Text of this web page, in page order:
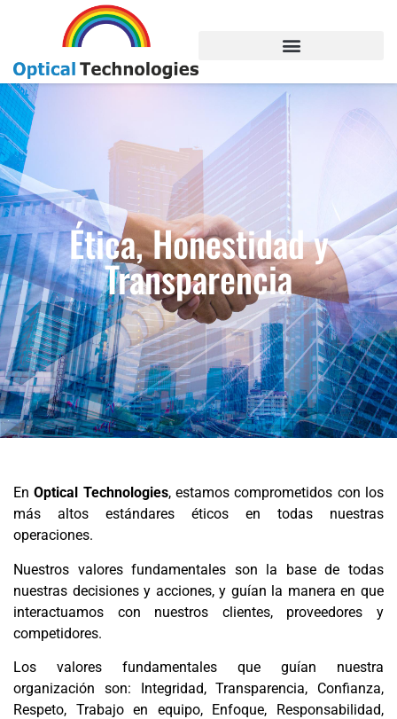
Ética, Honestidad y
Transparencia
EnOptical Technologies, estamos comprometidos con los
más altos estándares éticos en todas nuestras
operaciones.
Nuestros valores fundamentales son la base de todas
nuestras decisiones y acciones, y guían la manera en que
interactuamos con nuestros clientes, proveedores y
competidores.
Los valores fundamentales que guían nuestra
organización son: Integridad, Transparencia, Confianza,
Respeto, Trabajo en equipo, Enfoque, Responsabilidad,